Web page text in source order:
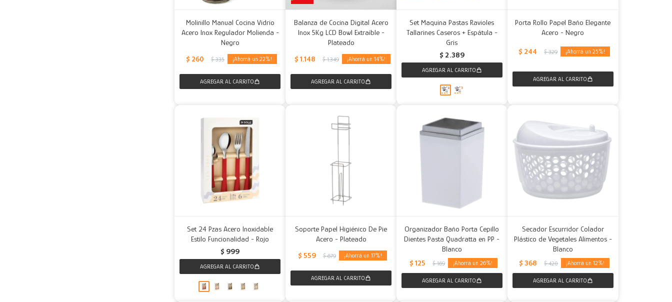
Molinillo Manual Cocina Vidrio
Acero Inox Regulador Molienda -
Negro
$ 260 $ 335 22
Balanza de Cocina Digital Acero
Inox 5Kg LCD Bowl Extraíble -
Plateado
$ 1.148 $ 1.349 14
Set Maquina Pastas Ravioles
Tallarines Caseros + Espátula -
Gris
$ 2.389
Porta Rollo Papel Baño Elegante
Acero - Negro
$ 244 $ 329 25
Set 24 Pzas Acero Inoxidable
Estilo Funcionalidad - Rojo
$ 999
Soporte Papel Higiénico De Pie
Acero - Plateado
$ 559 $ 679 17
Organizador Baño Porta Cepillo
Dientes Pasta Quadratta en PP -
Blanco
$ 125 $ 169 26
Secador Escurridor Colador
Plástico de Vegetales Alimentos -
Blanco
$ 368 $ 420 12